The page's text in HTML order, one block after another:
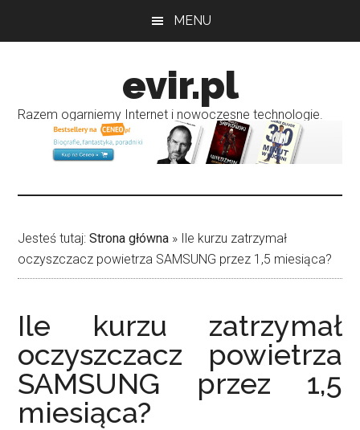
MENU
evir.pl
Razem ogarniemy Internet i nowoczesne technologie.
Jesteś tutaj:Strona główna » Ile kurzu zatrzymał
oczyszczacz powietrza SAMSUNG przez 1,5 miesiąca?
Ile kurzu zatrzymał
oczyszczacz powietrza
SAMSUNG przez 1,5
miesiąca?